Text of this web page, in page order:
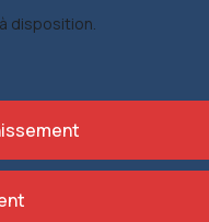
disposition.